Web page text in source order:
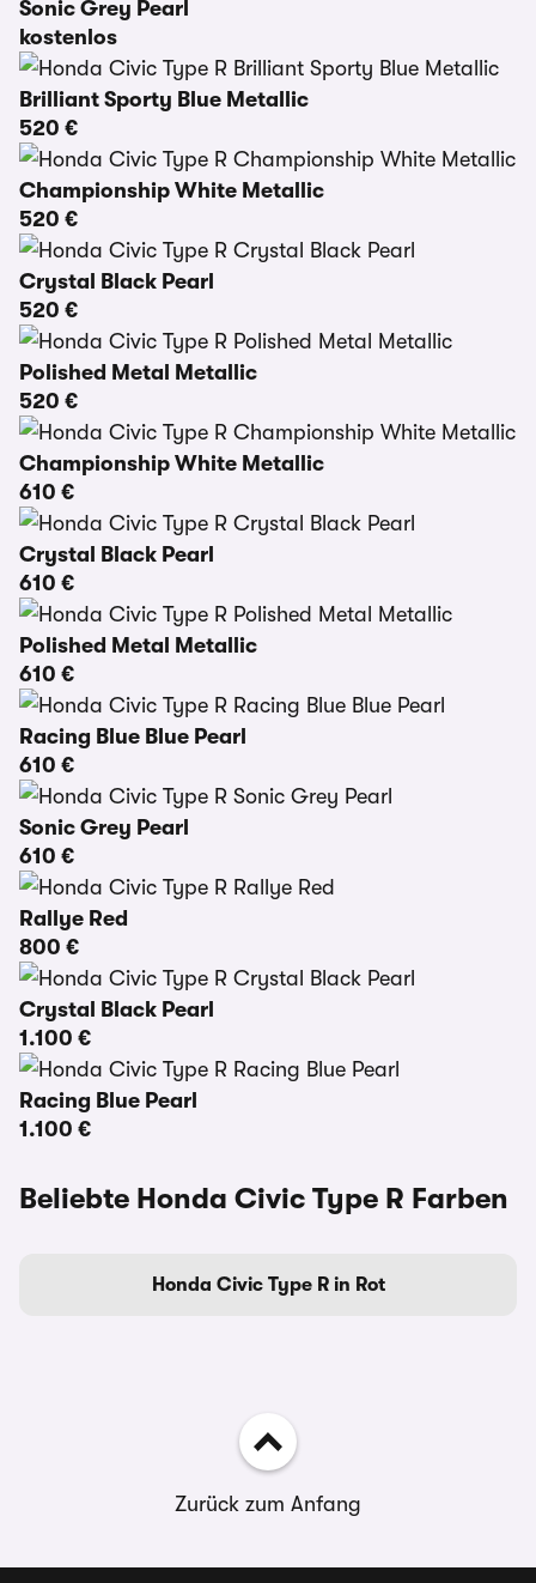
Sonic Grey Pearl
kostenlos
Brilliant Sporty Blue Metallic
520 €
Championship White Metallic
520 €
Crystal Black Pearl
520 €
Polished Metal Metallic
520 €
Championship White Metallic
610 €
Crystal Black Pearl
610 €
Polished Metal Metallic
610 €
Racing Blue Blue Pearl
610 €
Sonic Grey Pearl
610 €
Rallye Red
800 €
Crystal Black Pearl
1.100 €
Racing Blue Pearl
1.100 €
Beliebte Honda Civic Type R Farben
Honda Civic Type R in Rot
Zurück zum Anfang